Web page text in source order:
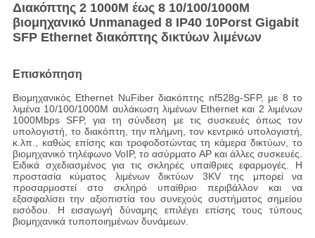
Διακόπτης 2 1000M έως 8 10/100/1000M
βιομηχανικό Unmanaged 8 IP40 10Porst Gigabit
SFP Ethernet διακόπτης δικτύων λιμένων
Επισκόπηση
Βιομηχανικός Ethernet NuFiber διακόπτης nf528g-SFP, με 8 το
λιμένα 10/100/1000M αυλάκωση λιμένων Ethernet και 2 λιμένων
1000Mbps SFP, για τη σύνδεση με τις συσκευές όπως τον
υπολογιστή, το διακόπτη, την πλήμνη, τον κεντρικό υπολογιστή,
κ.λπ., καθώς επίσης και τροφοδοτώντας τη κάμερα δικτύων, το
βιομηχανικό τηλέφωνο VoIP, το ασύρματο AP και άλλες συσκευές.
Ειδικά σχεδιασμένος για τις σκληρές υπαίθριες εφαρμογές. Η
προστασία κύματος λιμένων δικτύων 3KV της μπορεί να
προσαρμοστεί στο σκληρό υπαίθριο περιβάλλον και να
εξασφαλίσει την αξιοπιστία του συνεχούς συστήματος σημείου
εισόδου. Η εισαγωγή δύναμης επιλέγει επίσης τους τύπους
βιομηχανικά τυποποιημένων δυνάμεων.